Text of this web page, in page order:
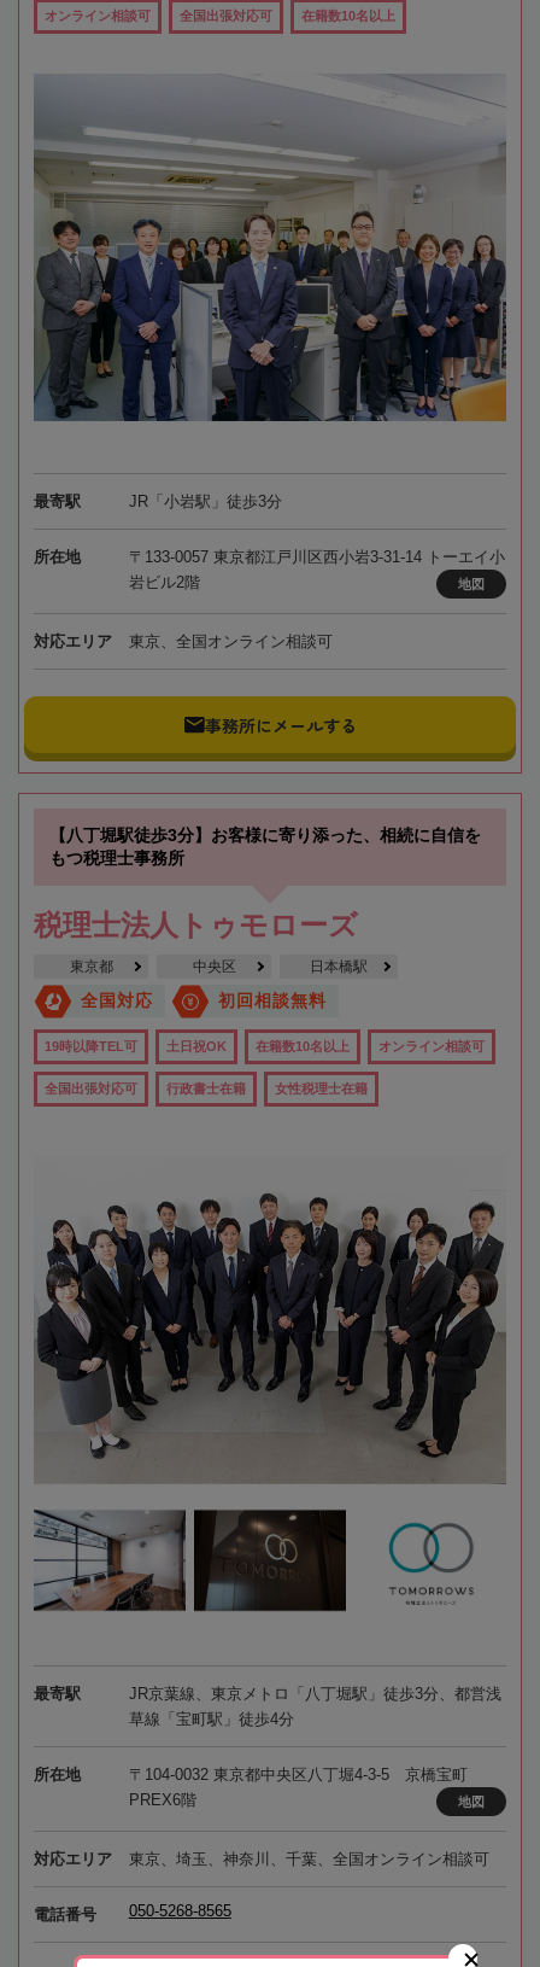
オンライン相談可 全国出張対応可 在籍数10名以上
最寄駅 JR「小岩駅」徒歩3分
所在地
〒133-0057 東京都江戸川区西小岩3-31-14 トーエイ小
岩ビル2階
地図
対応エリア 東京、全国オンライン相談可
事務所にメールする
【八丁堀駅徒歩3分】お客様に寄り添った、相続に自信を
もつ税理士事務所
税理士法人トゥモローズ
東京都 中央区 日本橋駅
全国対応 初回相談無料
19時以降TEL可 土日祝OK 在籍数10名以上 オンライン相談可
全国出張対応可 行政書士在籍 女性税理士在籍
最寄駅
JR京葉線、東京メトロ「八丁堀駅」徒歩3分、都営浅
草線「宝町駅」徒歩4分
所在地
〒104-0032 東京都中央区八丁堀4-3-5 京橋宝町
PREX6階
地図
対応エリア 東京、埼玉、神奈川、千葉、全国オンライン相談可
電話番号 050-5268-8565